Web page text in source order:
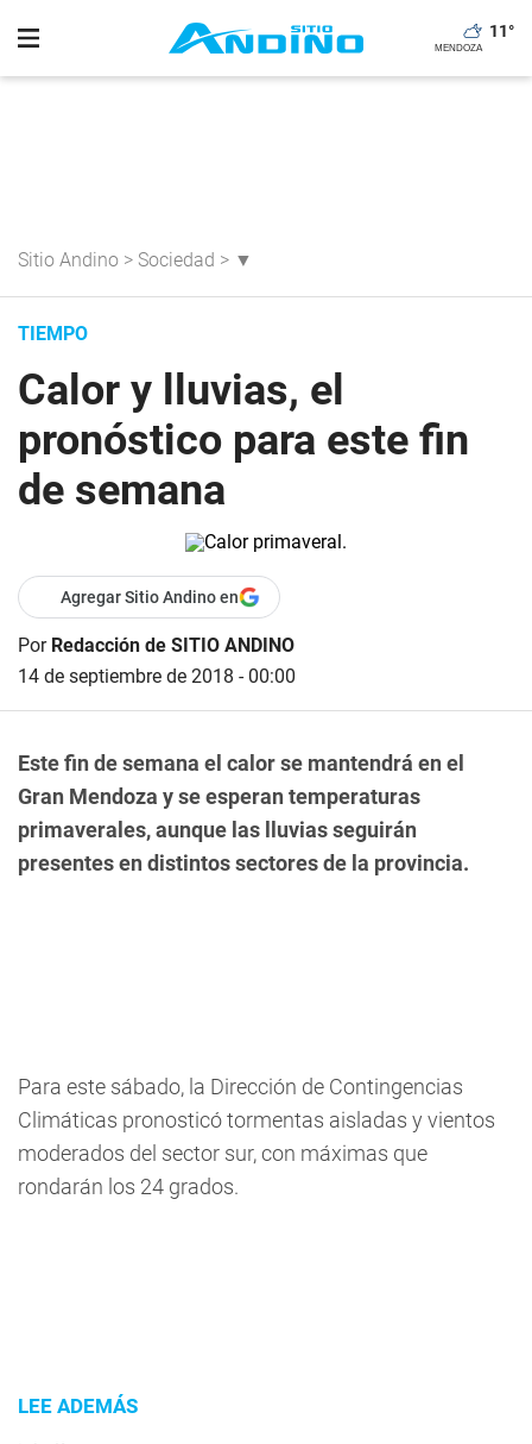
11°
Sitio Andino > Sociedad > ▼
TIEMPO
Calor y lluvias, el
pronóstico para este fin
de semana
Agregar Sitio Andino en
Por Redacción de SITIO ANDINO
14 de septiembre de 2018 - 00:00
Este fin de semana el calor se mantendrá en el
Gran Mendoza y se esperan temperaturas
primaverales, aunque las lluvias seguirán
presentes en distintos sectores de la provincia.
Para este sábado, la Dirección de Contingencias
Climáticas pronosticó tormentas aisladas y vientos
moderados del sector sur, con máximas que
rondarán los 24 grados.
LEE ADEMÁS